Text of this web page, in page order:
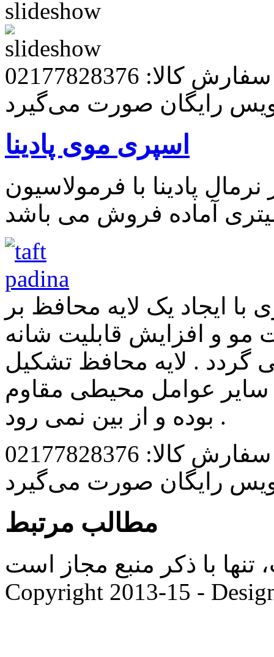
کالا: 02177828376
رایگان صورت می‌گیرد
اسپری موی پادینا
پادینا با فرمولاسیون
ایجاد یک لایه محافظ بر
و افزایش قابلیت شانه
گردد . لایه محافظ تشکیل
سایر عوامل محیطی مقاوم
بوده و از بین نمی رود .
کالا: 02177828376
رایگان صورت می‌گیرد
مطالب مرتبط
با ذکر منبع مجاز است. |
Copyright 2013-15 -